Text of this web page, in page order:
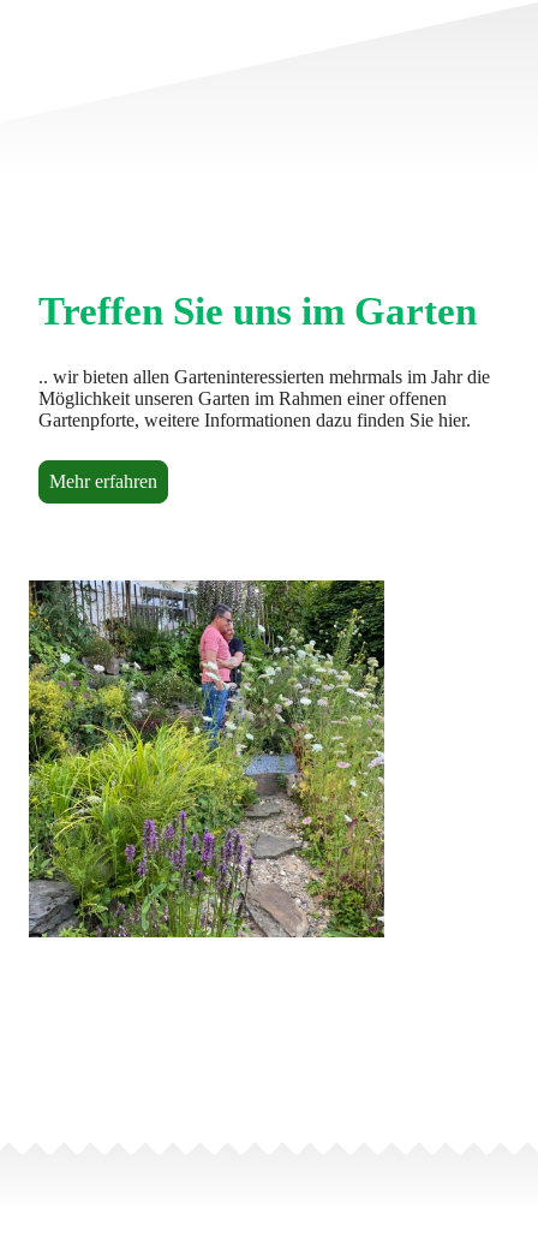
Treffen Sie uns im Garten
.. wir bieten allen Garteninteressierten mehrmals im Jahr die
Möglichkeit unseren Garten im Rahmen einer offenen
Gartenpforte, weitere Informationen dazu finden Sie hier.
Mehr erfahren